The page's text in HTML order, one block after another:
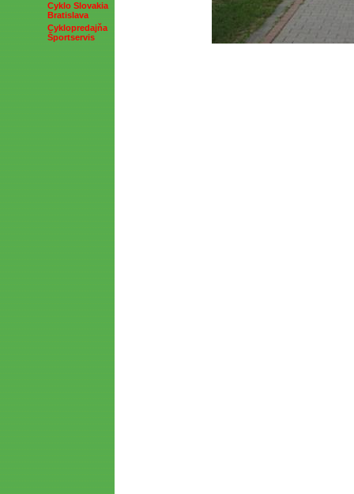
Cyklo Slovakia
Bratislava
Cyklopredajňa
Športservis